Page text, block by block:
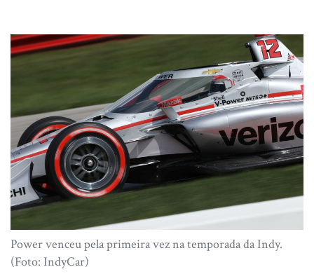
Power venceu pela primeira vez na temporada da Indy.
(Foto: IndyCar)